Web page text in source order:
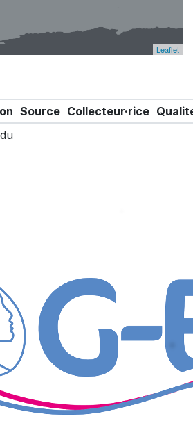
Leaflet
Source Collecteur·rice